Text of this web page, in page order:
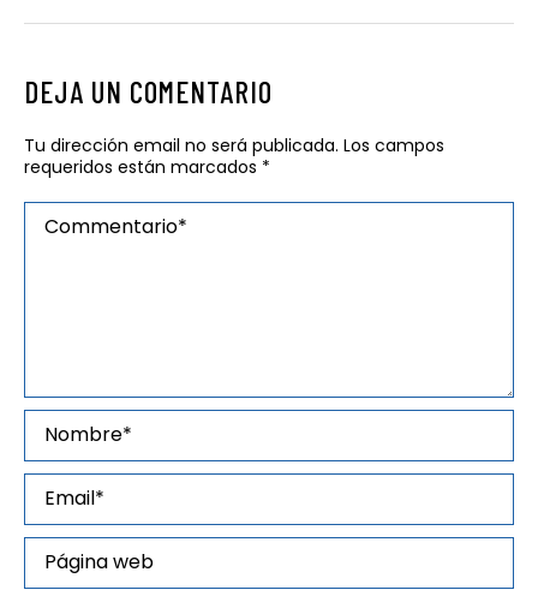
DEJA UN COMENTARIO
Tu dirección email no será publicada. Los campos
requeridos están marcados *